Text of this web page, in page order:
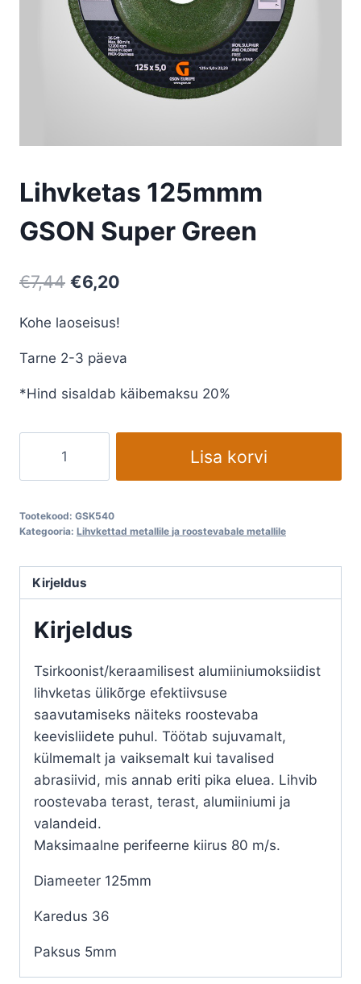
Lihvketas 125mmm
GSON Super Green
€7,44 Algne
oli:
€7,44.
€6,20
€6,20.
Kohe laoseisus!
Tarne 2-3 päeva
*Hind sisaldab käibemaksu 20%
125mmm
GSON
Green
Lisa korvi
Tootekood: GSK540
Kategooria: Lihvkettad metallile ja roostevabale metallile
Kirjeldus
Kirjeldus
Tsirkoonist/keraamilisest alumiiniumoksiidist
lihvketas ülikõrge efektiivsuse
saavutamiseks näiteks roostevaba
keevisliidete puhul. Töötab sujuvamalt,
külmemalt ja vaiksemalt kui tavalised
abrasiivid, mis annab eriti pika eluea. Lihvib
roostevaba terast, terast, alumiiniumi ja
valandeid.
Maksimaalne perifeerne kiirus 80 m/s.
Diameeter 125mm
Karedus 36
Paksus 5mm